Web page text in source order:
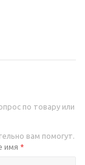
по товару или
вам помогут.
имя *